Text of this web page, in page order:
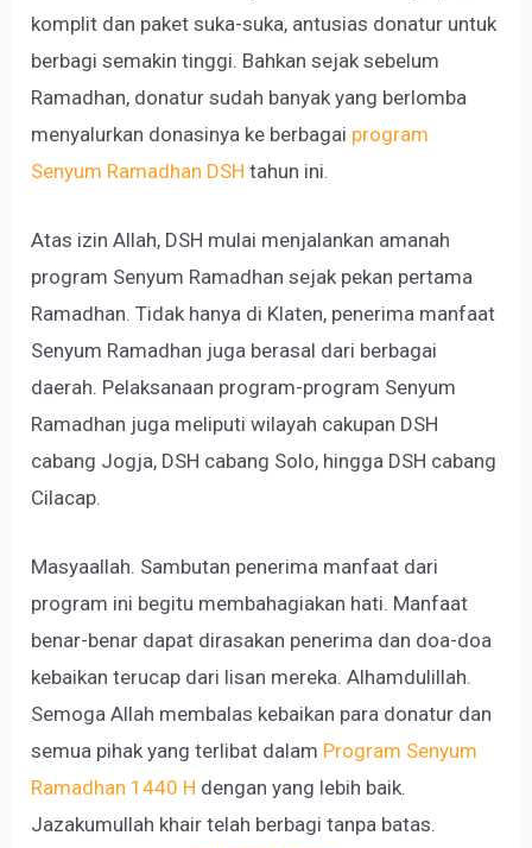
komplit dan paket suka-suka, antusias donatur untuk
berbagi semakin tinggi. Bahkan sejak sebelum
Ramadhan, donatur sudah banyak yang berlomba
menyalurkan donasinya ke berbagai program
Senyum Ramadhan DSH tahun ini.
Atas izin Allah, DSH mulai menjalankan amanah
program Senyum Ramadhan sejak pekan pertama
Ramadhan. Tidak hanya di Klaten, penerima manfaat
Senyum Ramadhan juga berasal dari berbagai
daerah. Pelaksanaan program-program Senyum
Ramadhan juga meliputi wilayah cakupan DSH
cabang Jogja, DSH cabang Solo, hingga DSH cabang
Cilacap.
Masyaallah. Sambutan penerima manfaat dari
program ini begitu membahagiakan hati. Manfaat
benar-benar dapat dirasakan penerima dan doa-doa
kebaikan terucap dari lisan mereka. Alhamdulillah.
Semoga Allah membalas kebaikan para donatur dan
semua pihak yang terlibat dalam Program Senyum
Ramadhan 1440 H dengan yang lebih baik.
Jazakumullah khair telah berbagi tanpa batas.